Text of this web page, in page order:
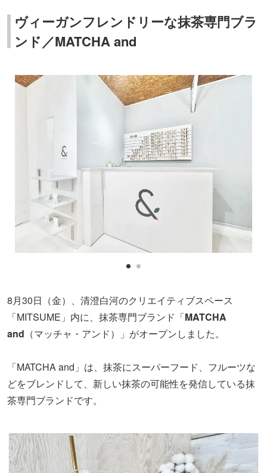
ヴィーガンフレンドリーな抹茶専門ブラ
ンド／MATCHA and
8月30日（金）、清澄白河のクリエイティブスペース
「MITSUME」内に、抹茶専門ブランド「MATCHA
and （マッチャ・アンド）」がオープンしました。
「MATCHA and」は、抹茶にスーパーフード、フルーツな
どをブレンドして、新しい抹茶の可能性を発信している抹
茶専門ブランドです。